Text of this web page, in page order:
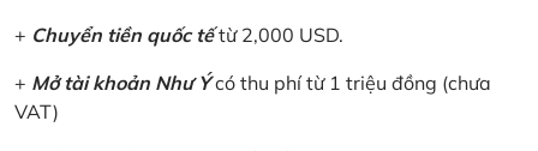
+ Chuyển tiền quốc tếtừ 2,000 USD.
+ Mở tài khoản Như Ýcó thu phí từ 1 triệu đồng (chưa
VAT)